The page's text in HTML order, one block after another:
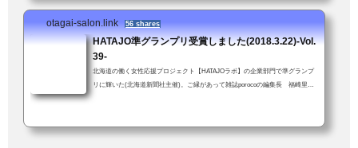
勤務も可！(いや、むしろ大歓迎！)「スタッフ募集のお知らせ」ではあります
が、「おたがいサロンってこんなとこだよ」という話でもあります(前回より
ちょっと...
otagai-salon.link 56 shares
HATAJO準グランプリ受賞しました(2018.3.22)-Vol.
39-
北海道の働く女性応援プロジェクト【HATAJOラボ】の企業部門で準グランプ
リに輝いた(北海道新聞社主催)。ご縁があって雑誌porocoの編集長 福崎里美
結果を伝えると、職員も一緒に大喜び。おたがいサロンでは当たり前のこと